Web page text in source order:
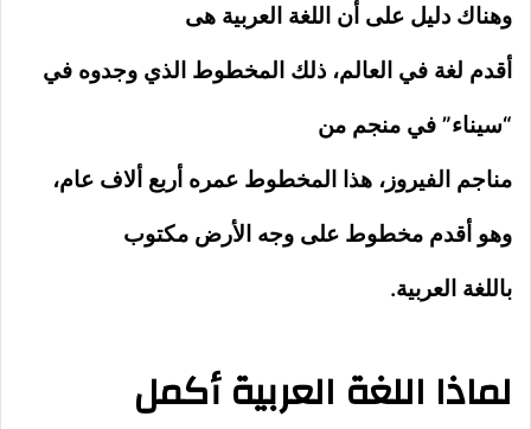
وهناك دليل على أن اللغة العربية هى
أقدم لغة في العالم، ذلك المخطوط الذي وجدوه في
“سيناء” في منجم من
مناجم الفيروز، هذا المخطوط عمره أربع ألاف عام،
وهو أقدم مخطوط على وجه الأرض مكتوب
باللغة العربية.
لماذا اللغة العربية أكمل